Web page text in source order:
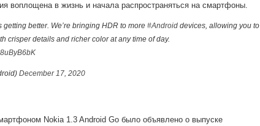
воплощена в жизнь и начала распространяться на смартфоны.
getting better. We’re bringing HDR to more #Android devices, allowing you to
crisper details and richer color at any time of day.
December 17, 2020
Nokia 1.3 Android Go было объявлено о выпуске